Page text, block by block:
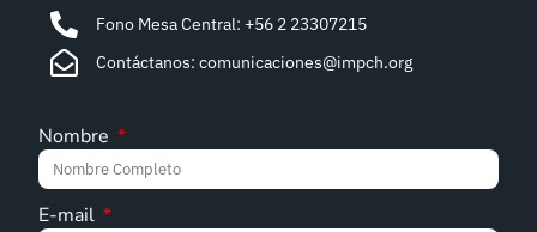
Fono Mesa Central: +56 2 23307215
Contáctanos: comunicaciones@impch.org
Nombre
E-mail